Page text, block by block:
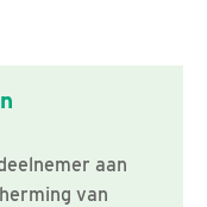
aan
van